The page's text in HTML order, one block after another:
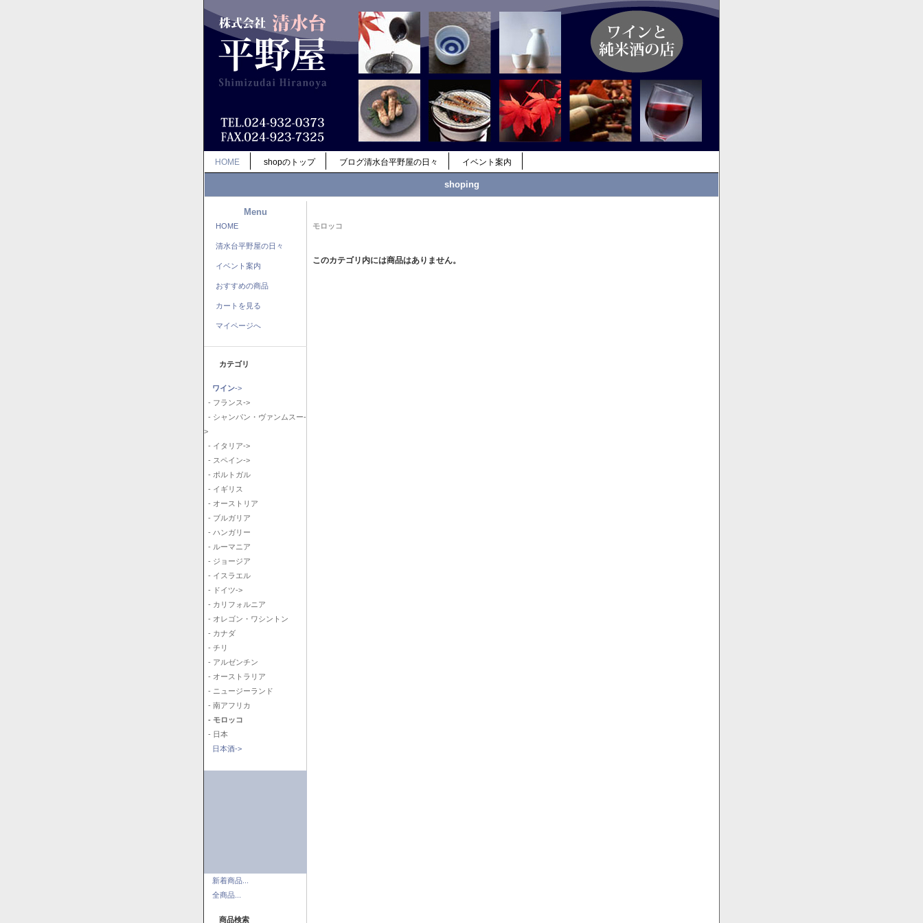
HOME shopのトップ ブログ清水台平野屋の日々 イベント案内
shoping
Menu
HOME
清水台平野屋の日々
イベント案内
おすすめの商品
カートを見る
マイページへ
カテゴリ
ワイン->
- フランス->
- シャンパン・ヴァンムスー-
>
- イタリア->
- スペイン->
- ポルトガル
- イギリス
- オーストリア
- ブルガリア
- ハンガリー
- ルーマニア
- ジョージア
- イスラエル
- ドイツ->
- カリフォルニア
- オレゴン・ワシントン
- カナダ
- チリ
- アルゼンチン
- オーストラリア
- ニュージーランド
- 南アフリカ
- モロッコ
- 日本
日本酒->
新着商品...
全商品...
商品検索
モロッコ
このカテゴリ内には商品はありません。